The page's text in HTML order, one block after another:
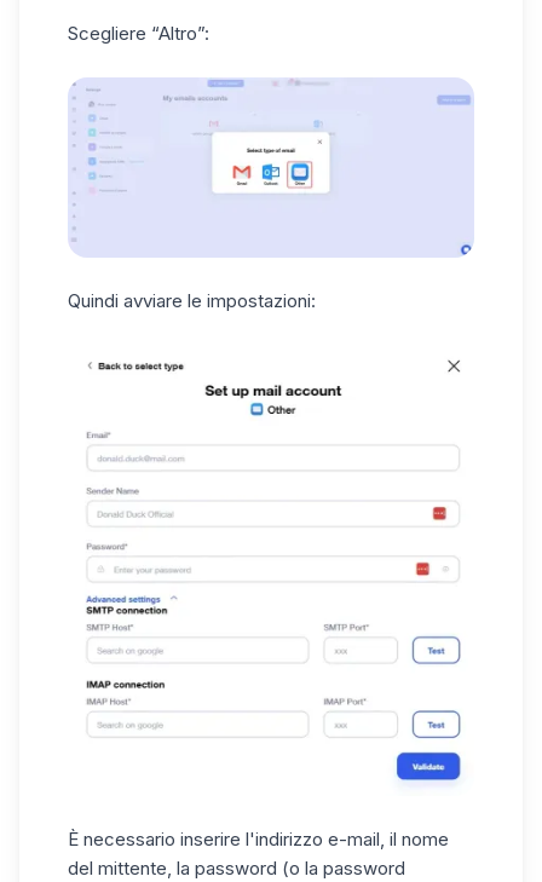
Scegliere “Altro”:
Quindi avviare le impostazioni:
È necessario inserire l'indirizzo e-mail, il nome
del mittente, la password (o la password